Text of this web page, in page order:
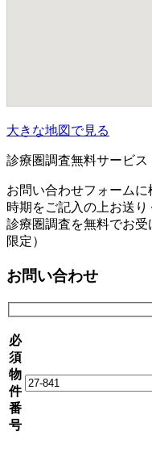
大きな地図で見る
診療圏調査無料サービス
お問い合わせフォーム
時期をご記入の上お送り
診療圏調査を無料でお
限定）
お問い合わせ
必
須
物
件
番
号